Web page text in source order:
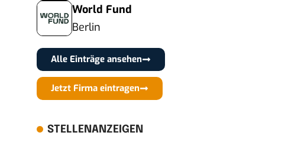
World Fund
Berlin
Alle Einträge ansehen
Jetzt Firma eintragen
STELLENANZEIGEN